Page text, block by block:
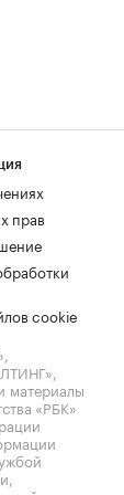
прав
cookie
материалы
«РБК»